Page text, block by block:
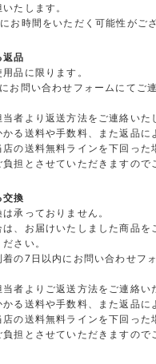
たします。
お時間をいただく可能性がご
返品
品に限ります。
お問い合わせフォームにてご
者より返送方法をご連絡いた
る送料や手数料、また返品に
の送料無料ラインを下回った
担とさせていただきますので
交換
承っておりません。
、お届けいたしました商品を
さい。
の7日以内にお問い合わせフ
者よりご返送方法をご連絡い
る送料や手数料、また返品に
の送料無料ラインを下回った
担とさせていただきますので